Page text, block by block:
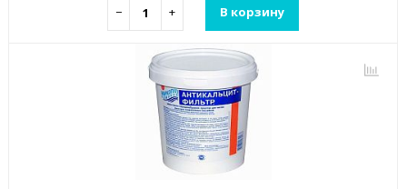
− + В корзину